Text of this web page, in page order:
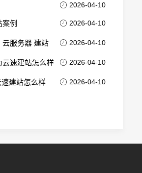
2026-04-10
例 2026-04-10
云服务器 建站 2026-04-10
速建站怎么样 2026-04-10
建站怎么样 2026-04-10